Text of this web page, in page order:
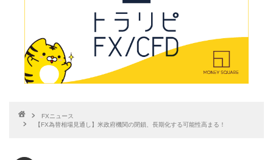
FXニュース
【FX為替相場見通し】米政府機関の閉鎖、長期化する可能性高まる！